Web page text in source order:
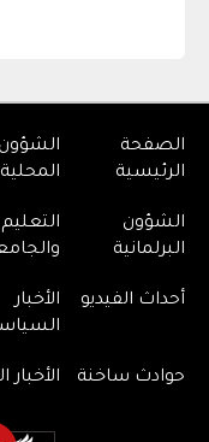
الصفحة
الرئيسية
الشؤون
المحلية
الشؤون
البرلمانية
التعليم
أحداث الفيديو
الأخبار
حوادث ساخنة الأخبار